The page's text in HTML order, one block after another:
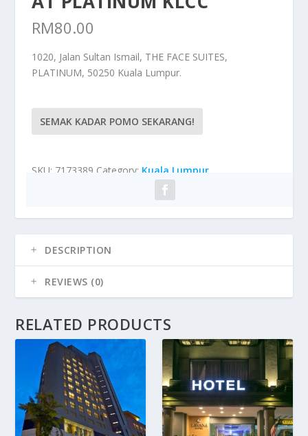
RM80.00
1020, Jalan Sultan Ismail, THE FACE SUITES,
PLATINUM, 50250 Kuala Lumpur.
SEMAK KADAR POMO SEKARANG!
SKU: 7173389 Category: Kuala Lumpur
DESCRIPTION
REVIEWS (0)
RELATED PRODUCTS